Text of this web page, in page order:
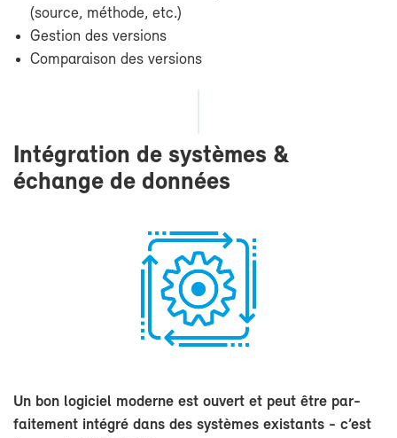
(source, mé­thode, etc.)
Ges­tion des ver­sions
Com­pa­rai­son des ver­sions
In­té­gra­tion de sys­tèmes &
échange de don­nées
Un bon lo­gi­ciel mo­derne est ou­vert et peut être par­
fai­te­ment in­té­gré dans des sys­tèmes exis­tants - c’est